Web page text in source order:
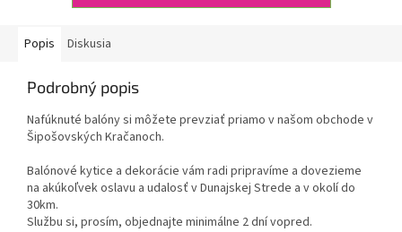
Popis Diskusia
Podrobný popis
Nafúknuté balóny si môžete prevziať priamo v našom obchode v
Šipošovských Kračanoch.
Balónové kytice a dekorácie vám radi pripravíme a dovezieme
na akúkoľvek oslavu a udalosť v Dunajskej Strede a v okolí do
30km.
Službu si, prosím, objednajte minimálne 2 dní vopred.